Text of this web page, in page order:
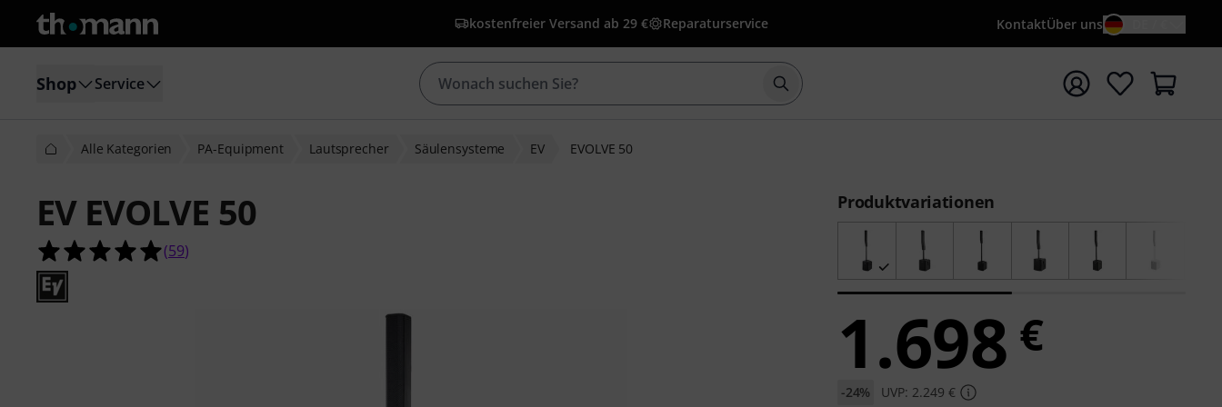
kostenfreier Versand ab 29 € Reparaturservice KontaktÜber uns
Shop Service Suche mit Suchwort {searchTerm} starten
Alle Kategorien PA-Equipment Lautsprecher Säulensysteme EV EVOLVE 50
EV EVOLVE 50
5.0 von 5 Sternen aus 59 Kundenbewertungen
(59)
Produktvariationen
1.698 €
-24% UVP: 2.249 €